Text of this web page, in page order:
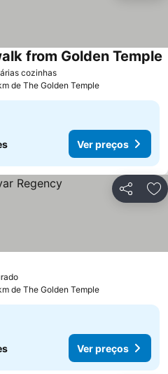
cozinhasVer preços
from Golden Temple
de The Golden Temple
Ver preços
Partilhar
Ver preços
de The Golden Temple
Ver preços